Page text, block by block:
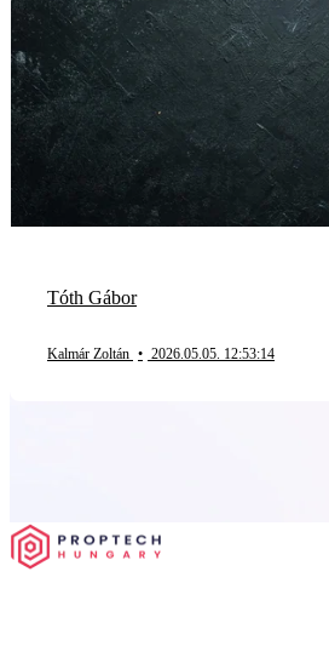
Tóth Gábor
Kalmár Zoltán • 2026.05.05. 12:53:14